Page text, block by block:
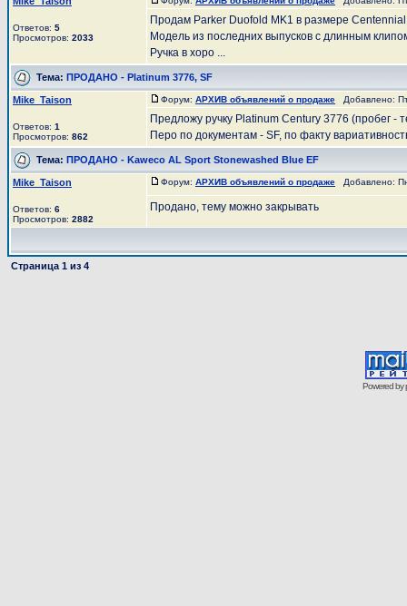
Ответов: 5
Просмотров: 2033
Продам Parker Duofold MK1 в размере
Модель из последних выпусков с длинным
Ручка в хоро ...
Тема: ПРОДАНО - Platinum 3776, SF
Mike_Taison
Ответов: 1
Просмотров: 862
Форум: АРХИВ объявлений о продаже Добавлено:
Предложу ручку Platinum Century 3776 (пробег -
Перо по документам - SF, по факту
Тема: ПРОДАНО - Kaweco AL Sport Stonewashed Blue EF
Mike_Taison
Ответов: 6
Просмотров: 2882
Форум: АРХИВ объявлений о продаже Добавлено:
Продано, тему можно закрывать
Страница 1 из 4
Powered by